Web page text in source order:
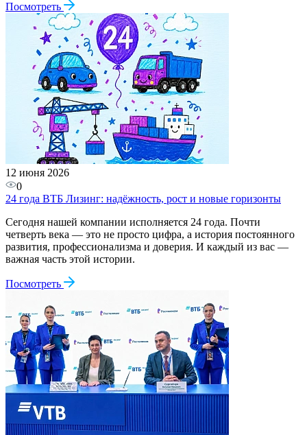
Посмотреть
12 июня 2026
0
24 года ВТБ Лизинг: надёжность, рост и новые горизонты
Сегодня нашей компании исполняется 24 года. Почти
четверть века — это не просто цифра, а история постоянного
развития, профессионализма и доверия. И каждый из вас —
важная часть этой истории.
Посмотреть